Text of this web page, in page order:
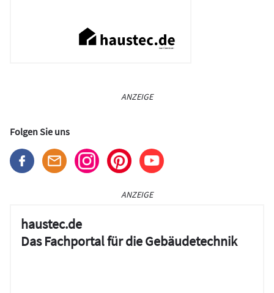
ANZEIGE
Folgen Sie uns
ANZEIGE
haustec.de
Das Fachportal für die Gebäudetechnik